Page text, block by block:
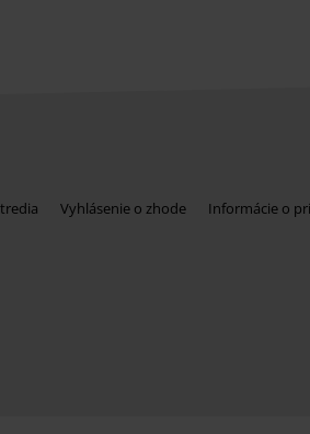
Vyhlásenie o zhode Informácie o